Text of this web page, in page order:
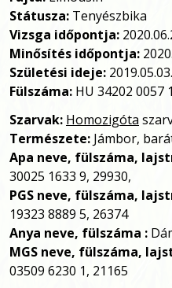
Státusza: Tenyészbika
Vizsga időpontja:
Minősítés időpontja:
Születési ideje: 2019.05.03.
Fülszáma: HU 34202 0057 1
Szarvak: Homozigóta
Természete: Jámbor,
Apa neve, fülszáma,
30025 1633 9, 29930,
PGS neve, fülszáma,
19323 8889 5, 26374
Anya neve, fülszáma :
MGS neve, fülszáma,
03509 6230 1, 21165